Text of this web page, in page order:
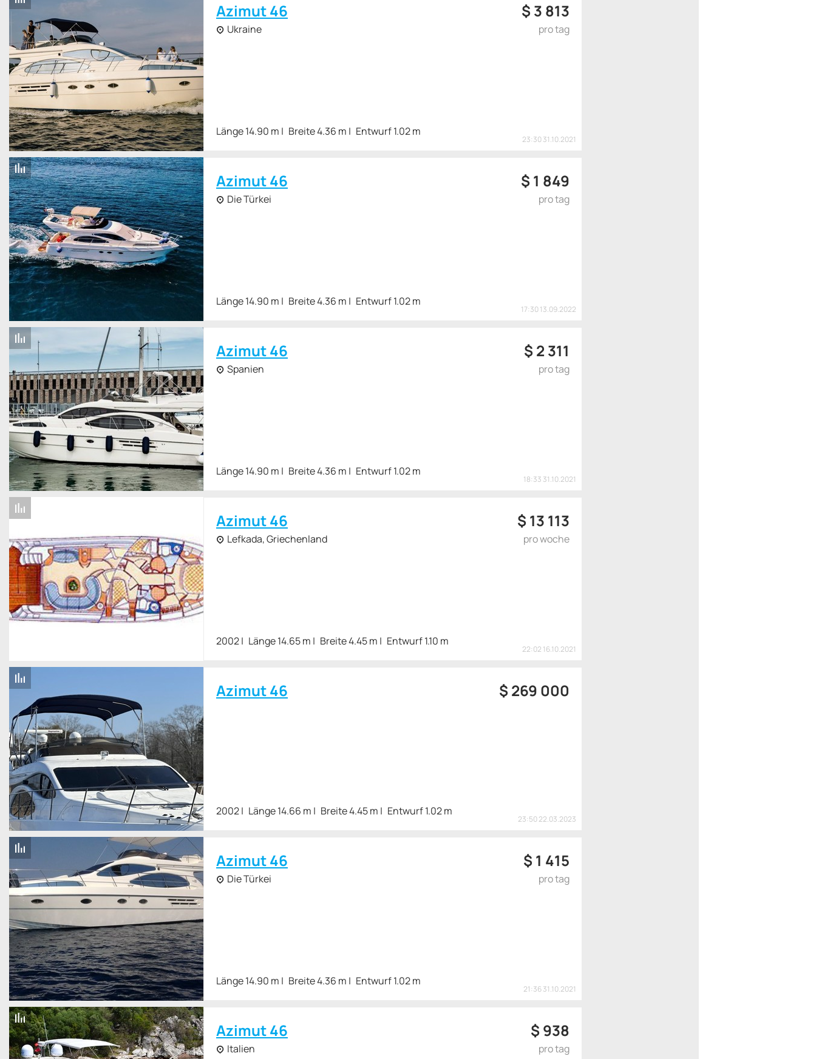
Azimut 46
Ukraine
Länge 14.90 m Breite 4.36 m Entwurf 1.02 m
$ 3 813
pro tag
23:30 31.10.2021
Azimut 46
Die Türkei
Länge 14.90 m Breite 4.36 m Entwurf 1.02 m
$ 1 849
pro tag
17:30 13.09.2022
Azimut 46
Spanien
Länge 14.90 m Breite 4.36 m Entwurf 1.02 m
$ 2 311
pro tag
18:33 31.10.2021
Azimut 46
Lefkada, Griechenland
2002 Länge 14.65 m Breite 4.45 m Entwurf 1.10 m
$ 13 113
pro woche
22:02 16.10.2021
Azimut 46
2002 Länge 14.66 m Breite 4.45 m Entwurf 1.02 m
$ 269 000
23:50 22.03.2023
Azimut 46
Die Türkei
Länge 14.90 m Breite 4.36 m Entwurf 1.02 m
$ 1 415
pro tag
21:36 31.10.2021
Azimut 46
Italien
$ 938
pro tag